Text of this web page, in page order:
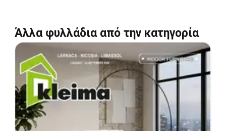
Άλλα φυλλάδια από την κατηγορία